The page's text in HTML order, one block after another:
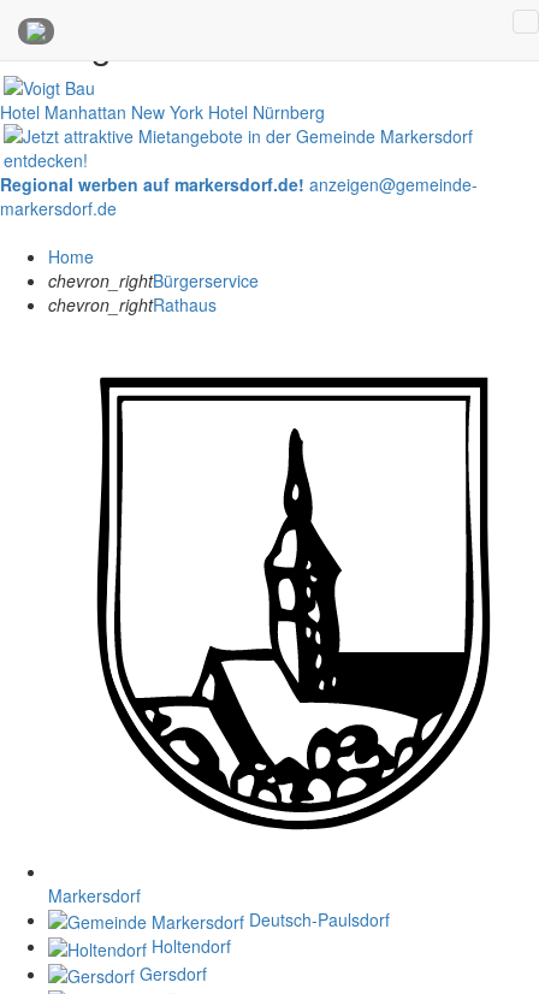
Anzeigen
Hotel Manhattan New York Hotel Nürnberg
Regional werben auf markersdorf.de! anzeigen@gemeinde-
markersdorf.de
Home
chevron_rightBürgerservice
chevron_rightRathaus
Markersdorf
Deutsch-Paulsdorf
Holtendorf
Gersdorf